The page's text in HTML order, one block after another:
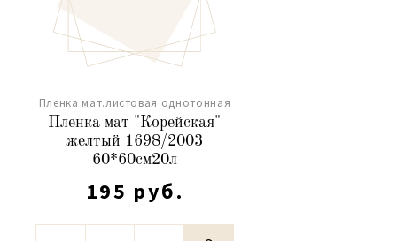
Пленка мат.листовая однотонная
Пленка мат "Корейская"
желтый 1698/2003
60*60см20л
195 руб.